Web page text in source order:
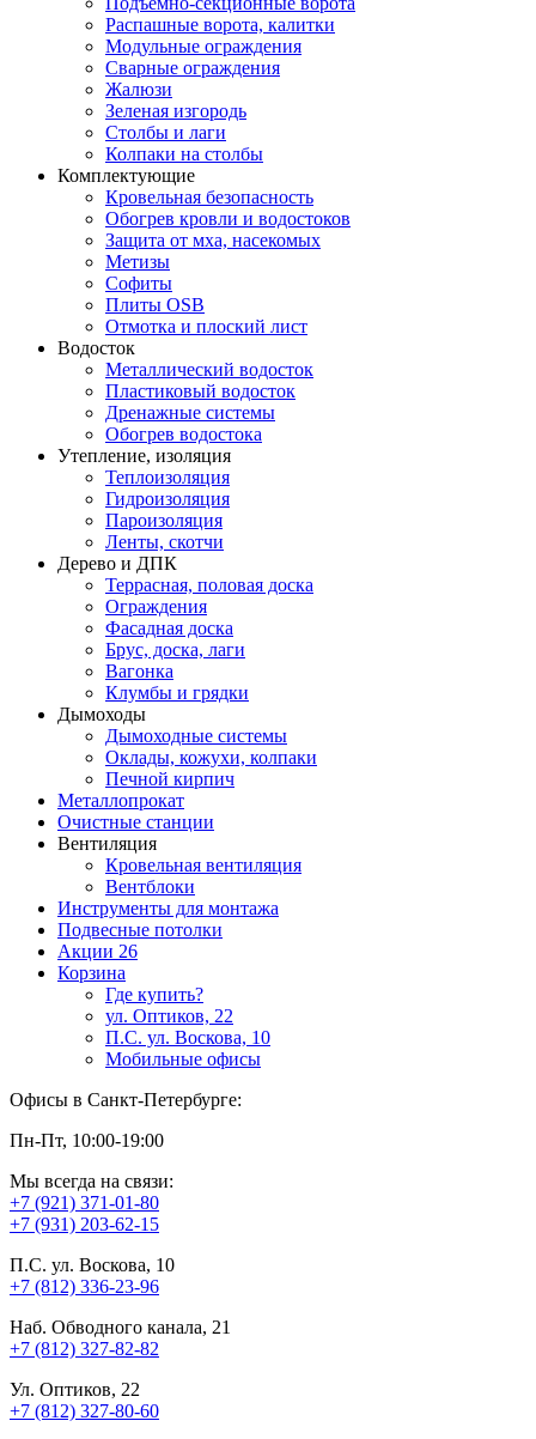
Распашные ворота, калитки
Модульные ограждения
Сварные ограждения
Жалюзи
Зеленая изгородь
Столбы и лаги
Колпаки на столбы
Комплектующие
Кровельная безопасность
Обогрев кровли и водостоков
Защита от мха, насекомых
Метизы
Софиты
Плиты OSB
Отмотка и плоский лист
Водосток
Металлический водосток
Пластиковый водосток
Дренажные системы
Обогрев водостока
Утепление, изоляция
Теплоизоляция
Гидроизоляция
Пароизоляция
Ленты, скотчи
Дерево и ДПК
Террасная, половая доска
Ограждения
Фасадная доска
Брус, доска, лаги
Вагонка
Клумбы и грядки
Дымоходы
Дымоходные системы
Оклады, кожухи, колпаки
Печной кирпич
Металлопрокат
Очистные станции
Вентиляция
Кровельная вентиляция
Вентблоки
Инструменты для монтажа
Подвесные потолки
Акции 26
Корзина
Где купить?
ул. Оптиков, 22
П.С. ул. Воскова, 10
Мобильные офисы
Офисы в Санкт-Петербурге:
Пн-Пт, 10:00-19:00
Мы всегда на связи:
+7 (921) 371-01-80
+7 (931) 203-62-15
П.С. ул. Воскова, 10
+7 (812) 336-23-96
Наб. Обводного канала, 21
+7 (812) 327-82-82
Ул. Оптиков, 22
+7 (812) 327-80-60